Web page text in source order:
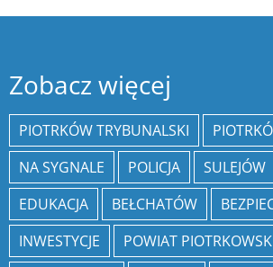
Zobacz więcej
PIOTRKÓW TRYBUNALSKI
NA SYGNALE
POLICJA SULEJÓW
EDUKACJA
BEŁCHATÓW
INWESTYCJE
POWIAT